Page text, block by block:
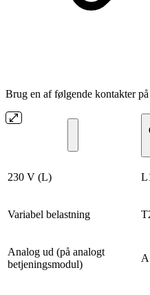
Brug en af følgende kontakter
230 V (L)
Variabel belastning
Analog ud (på analogt
betjeningsmodul)